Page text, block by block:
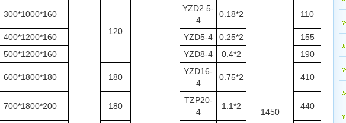
300*1000*160
120
YZD2.5-
4
0.18*2
1450
110
400*1200*160 YZD5-4 0.25*2
155
500*1200*160 YZD8-4 0.4*2 190
600*1800*180 180
YZD16-
4
0.75*2 410
700*1800*200 180
TZP20-
4
1.1*2 440